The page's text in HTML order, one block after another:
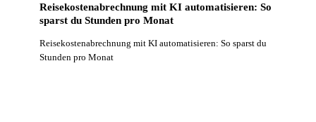
Reisekostenabrechnung mit KI automatisieren: So
sparst du Stunden pro Monat
Reisekostenabrechnung mit KI automatisieren: So sparst du
Stunden pro Monat